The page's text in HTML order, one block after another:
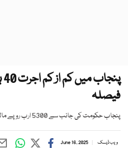
فیصلہ
پنجاب حکومت کی جانب سے 5300 ارب روپے مالیت کا بجٹ پیش کیا جارہا ہے
ویب ڈیسک June 16, 2025